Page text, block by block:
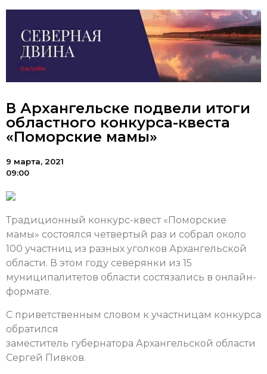
В Архангельске подвели итоги
областного конкурса-квеста
«Поморские мамы»
9 марта, 2021
09:00
Традиционный конкурс-квест «Поморские
мамы» состоялся четвертый раз и собрал около
100 участниц из разных уголков Архангельской
области. В этом году северянки из 15
муниципалитетов области состязались в онлайн-
формате.
С приветственным словом к участницам конкурса
обратился
заместитель губернатора Архангельской области
Сергей Пивков.